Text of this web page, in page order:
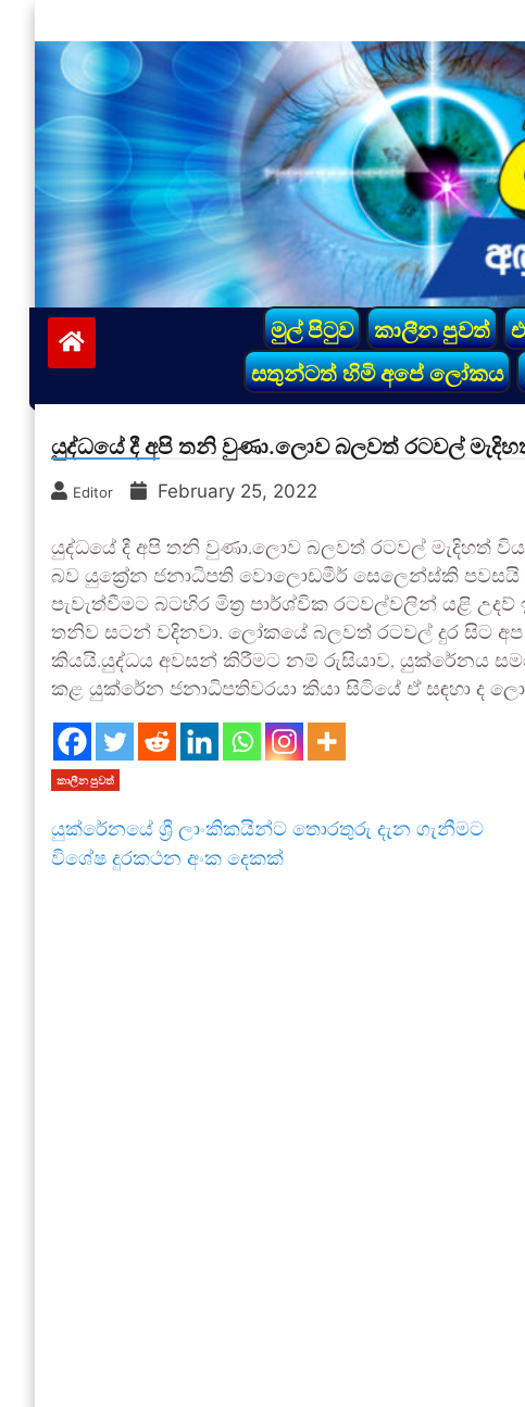
to
content
vinivida.lk
මුල් පිටුව කාලීන පුවත්
සතුන්ටත් හිමි අපේ ලෝකය
යුද්ධයේ දී අපි තනි වුණා.ලොව බලවත් රටවල්
Editor February 25, 2022
යුද්ධයේ දී අපි තනි වුණා.ලොව බලවත් රටවල් මැදිහත්
බව යුක්‍රේන ජනාධිපති වොලොඩමීර් සෙලෙන්ස්කි
පැවැත්වීමට බටහිර මිත්‍ර පාර්ශ්වික රටවල්වලින් යළි උදව්
තනිව සටන් වදිනවා. ලෝකයේ බලවත් රටවල් දුර සිට
කියයි.යුද්ධය අවසන් කිරීමට නම් රුසියාව, යුක්රේනය
කළ යුක්රේන ජනාධිපතිවරයා කියා සිටියේ ඒ සඳහා ද
කාලීන පුවත්
යුක්රේනයේ ශ්‍රී ලාංකිකයින්ට තොරතුරු දැන ගැනීමට
විශේෂ දුරකථන අංක දෙකක්